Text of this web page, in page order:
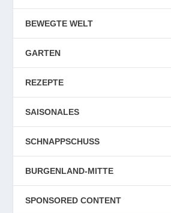
BEWEGTE WELT
GARTEN
REZEPTE
SAISONALES
SCHNAPPSCHUSS
BURGENLAND-MITTE
SPONSORED CONTENT